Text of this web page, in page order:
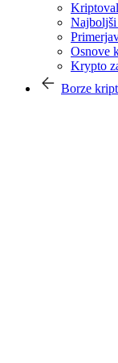
Osnove
Krypto
Borze